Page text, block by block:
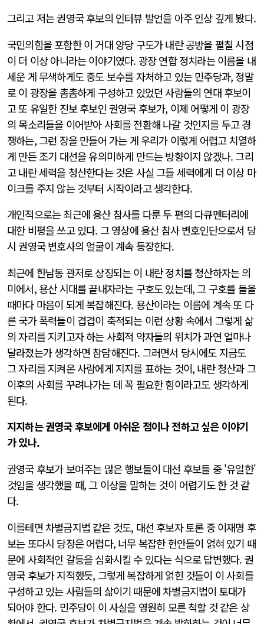
그리고 저는 권영국 후보의 인터뷰 발언을 아주 인상 깊게 봤다.
국민의힘을 포함한 이 거대 양당 구도가 내란 공방을 펼칠 시점
이 더 이상 아니라는 이야기였다. 광장 연합 정치라는 이름을 내
세운 게 무색하게도 중도 보수를 자처하고 있는 민주당과, 정말
로 이 광장을 촘촘하게 구성하고 있었던 사람들의 연대 후보이
고 또 유일한 진보 후보인 권영국 후보가, 이제 어떻게 이 광장
의 목소리들을 이어받아 사회를 전환해 나갈 것인지를 두고 경
쟁하는, 그런 장을 만들어 가는 게 우리가 이렇게 어렵고 치열하
게 만든 조기 대선을 유의미하게 만드는 방향이지 않겠나. 그리
고 내란 세력을 청산한다는 것은 사실 그들 세력에게 더 이상 마
이크를 주지 않는 것부터 시작이라고 생각한다.
개인적으로는 최근에 용산 참사를 다룬 두 편의 다큐멘터리에
대한 비평을 쓰고 있다. 그 영상에 용산 참사 변호인단으로서 당
시 권영국 변호사의 얼굴이 계속 등장한다.
최근에 한남동 관저로 상징되는 이 내란 정치를 청산하자는 의
미에서, 용산 시대를 끝내자라는 구호도 있는데, 그 구호를 들을
때마다 마음이 되게 복잡해진다. 용산이라는 이름에 계속 또 다
른 국가 폭력들이 겹겹이 축적되는 이런 상황 속에서 그렇게 삶
의 자리를 지키고자 하는 사회적 약자들의 위치가 과연 얼마나
달라졌는가 생각하면 참담해진다. 그러면서 당시에도 지금도
그 자리를 지켜온 사람에게 지지를 표하는 것이, 내란 청산과 그
이후의 사회를 꾸려나가는 데 꼭 필요한 힘이라고도 생각하게
된다.
지지하는 권영국 후보에게 아쉬운 점이나 전하고 싶은 이야기
가 있나.
권영국 후보가 보여주는 많은 행보들이 대선 후보들 중 '유일한'
것임을 생각했을 때, 그 이상을 말하는 것이 어렵기도 한 것 같
다.
이를테면 차별금지법 같은 것도, 대선 후보자 토론 중 이재명 후
보는 또다시 당장은 어렵다, 너무 복잡한 현안들이 얽혀 있기 때
문에 사회적인 갈등을 심화시킬 수 있다는 식으로 답변했다. 권
영국 후보가 지적했듯, 그렇게 복잡하게 얽힌 것들이 이 사회를
구성하고 있는 사람들의 삶이기 때문에 차별금지법이 토대가
되어야 한다. 민주당이 이 사실을 영원히 모른 척할 것 같은 상